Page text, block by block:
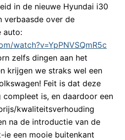
in de nieuwe Hyundai i30
verbaasde over de
auto:
watch?v=YpPNVSQmR5c
zelfs dingen aan het
krijgen we straks wel een
Feit is dat deze
is, en daardoor een
kwaliteitsverhouding
na de introductie van de
een mooie buitenkant